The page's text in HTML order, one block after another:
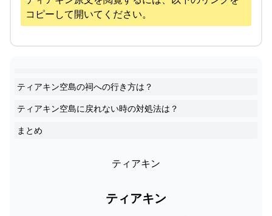
コピーして開いてください。
ティアキン空島の祠への行き方は？
ティアキン空島に戻れない時の対処法は？
まとめ
ティアキン
ティアキン